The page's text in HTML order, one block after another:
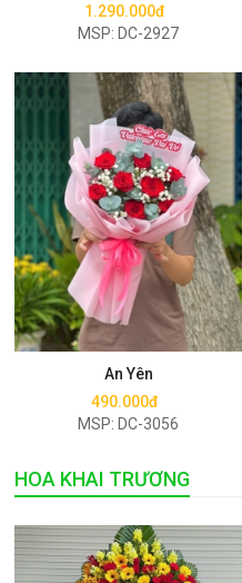
1.290.000đ
MSP: DC-2927
An Yên
490.000đ
MSP: DC-3056
Mua ngay
HOA KHAI TRƯƠNG